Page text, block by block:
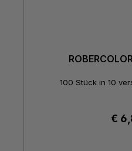
100 Stück in 10
€